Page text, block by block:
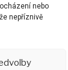
nebo
nepříznivě
června 2026
naše květnaté
června 2026